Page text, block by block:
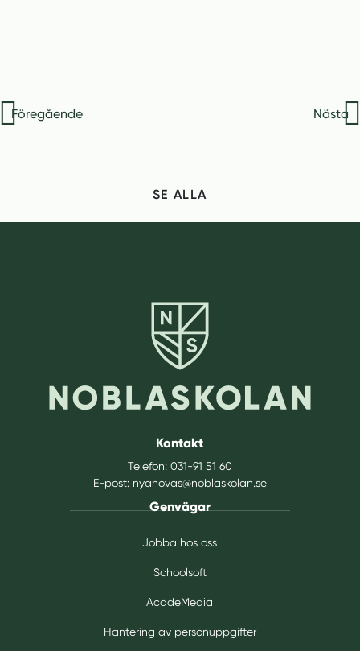
Föregående
Nästa
SE ALLA
Kontakt
Telefon: 031-91 51 60
E-post: nyahovas@noblaskolan.se
Genvägar
Jobba hos oss
Schoolsoft
AcadeMedia
Hantering av personuppgifter